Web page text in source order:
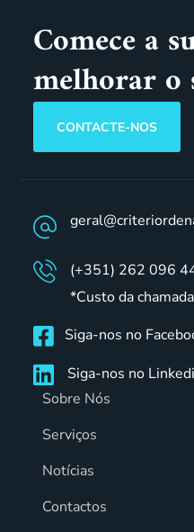
Comece a
melhorar o
CONTACTE-NOS
(+351) 262 096
*Custo da
Siga-nos no
Siga-nos no
Sobre Nós
Serviços
Notícias
Contactos